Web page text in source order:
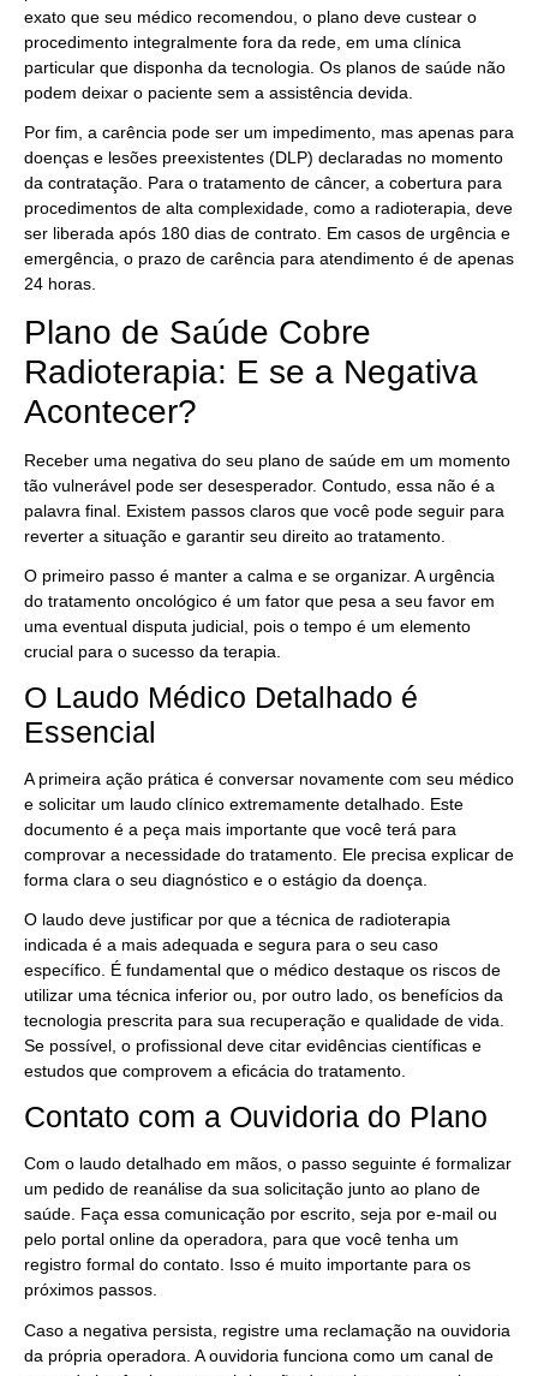
exato que seu médico recomendou, o plano deve custear o
procedimento integralmente fora da rede, em uma clínica
particular que disponha da tecnologia. Os planos de saúde não
podem deixar o paciente sem a assistência devida.
Por fim, a carência pode ser um impedimento, mas apenas para
doenças e lesões preexistentes (DLP) declaradas no momento
da contratação. Para o tratamento de câncer, a cobertura para
procedimentos de alta complexidade, como a radioterapia, deve
ser liberada após 180 dias de contrato. Em casos de urgência e
emergência, o prazo de carência para atendimento é de apenas
24 horas.
Plano de Saúde Cobre
Radioterapia: E se a Negativa
Acontecer?
Receber uma negativa do seu plano de saúde em um momento
tão vulnerável pode ser desesperador. Contudo, essa não é a
palavra final. Existem passos claros que você pode seguir para
reverter a situação e garantir seu direito ao tratamento.
O primeiro passo é manter a calma e se organizar. A urgência
do tratamento oncológico é um fator que pesa a seu favor em
uma eventual disputa judicial, pois o tempo é um elemento
crucial para o sucesso da terapia.
O Laudo Médico Detalhado é
Essencial
A primeira ação prática é conversar novamente com seu médico
e solicitar um laudo clínico extremamente detalhado. Este
documento é a peça mais importante que você terá para
comprovar a necessidade do tratamento. Ele precisa explicar de
forma clara o seu diagnóstico e o estágio da doença.
O laudo deve justificar por que a técnica de radioterapia
indicada é a mais adequada e segura para o seu caso
específico. É fundamental que o médico destaque os riscos de
utilizar uma técnica inferior ou, por outro lado, os benefícios da
tecnologia prescrita para sua recuperação e qualidade de vida.
Se possível, o profissional deve citar evidências científicas e
estudos que comprovem a eficácia do tratamento.
Contato com a Ouvidoria do Plano
Com o laudo detalhado em mãos, o passo seguinte é formalizar
um pedido de reanálise da sua solicitação junto ao plano de
saúde. Faça essa comunicação por escrito, seja por e-mail ou
pelo portal online da operadora, para que você tenha um
registro formal do contato. Isso é muito importante para os
próximos passos.
Caso a negativa persista, registre uma reclamação na ouvidoria
da própria operadora. A ouvidoria funciona como um canal de